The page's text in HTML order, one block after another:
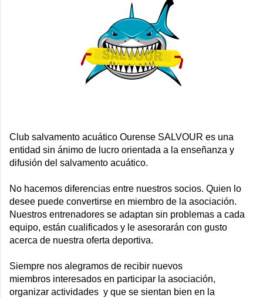
Club salvamento acuático Ourense SALVOUR es una
entidad sin ánimo de lucro orientada a la enseñanza y
difusión del salvamento acuático.
No hacemos diferencias entre nuestros socios. Quien lo
desee puede convertirse en miembro de la asociación.
Nuestros entrenadores se adaptan sin problemas a cada
equipo, están cualificados y le asesorarán con gusto
acerca de nuestra oferta deportiva.
Siempre nos alegramos de recibir nuevos
miembros interesados en participar la asociación,
organizar actividades y que se sientan bien en la